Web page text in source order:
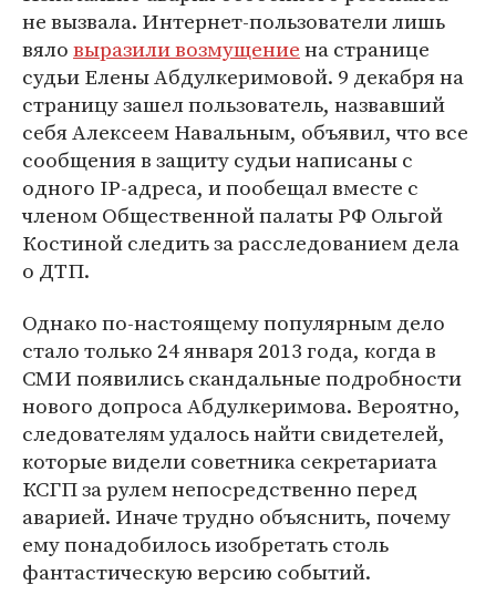
не вызвала. Интернет-пользователи лишь
вяловыразили возмущениена странице
судьи Елены Абдулкеримовой. 9 декабря на
страницу зашел пользователь, назвавший
себя Алексеем Навальным, объявил, что все
сообщения в защиту судьи написаны с
одного IP-адреса, и пообещал вместе с
членом Общественной палаты РФ Ольгой
Костиной следить за расследованием дела
о ДТП.
Однако по-настоящему популярным дело
стало только 24 января 2013 года, когда в
СМИ появились скандальные подробности
нового допроса Абдулкеримова. Вероятно,
следователям удалось найти свидетелей,
которые видели советника секретариата
КСГП за рулем непосредственно перед
аварией. Иначе трудно объяснить, почему
ему понадобилось изобретать столь
фантастическую версию событий.